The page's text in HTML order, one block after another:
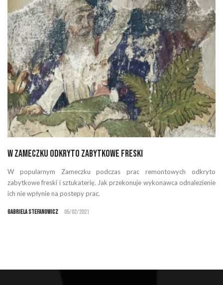
W Zameczku odkryto zabytkowe freski
W popularnym Zameczku podczas prac remontowych odkryto
zabytkowe freski i sztukaterię. Jak przekonuje wykonawca odnalezienie
ich nie wpłynie na postepy prac.
Gabriela Stefanowicz 05/02/2021